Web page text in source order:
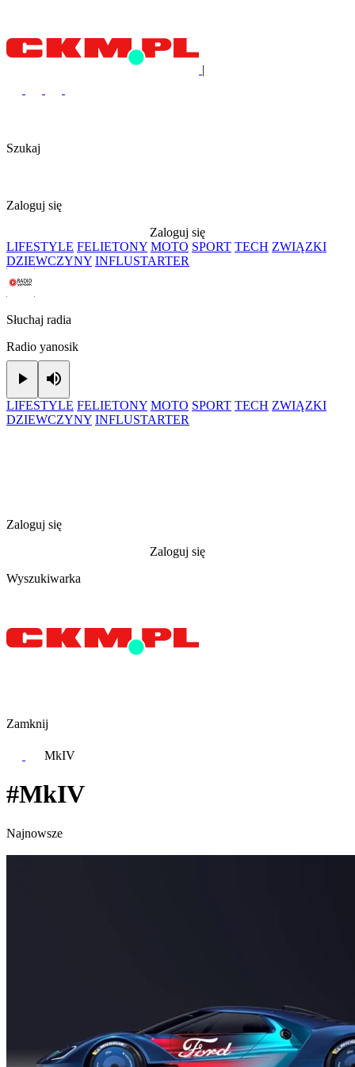
|
Szukaj
Zaloguj się
Zaloguj się
LIFESTYLE FELIETONY MOTO SPORT TECH ZWIĄZKI
DZIEWCZYNY INFLUSTARTER
Słuchaj radia
Radio yanosik
Play
LIFESTYLE FELIETONY MOTO SPORT TECH ZWIĄZKI
DZIEWCZYNY INFLUSTARTER
Zaloguj się
Zaloguj się
Wyszukiwarka
Zamknij
MkIV
#MkIV
Najnowsze